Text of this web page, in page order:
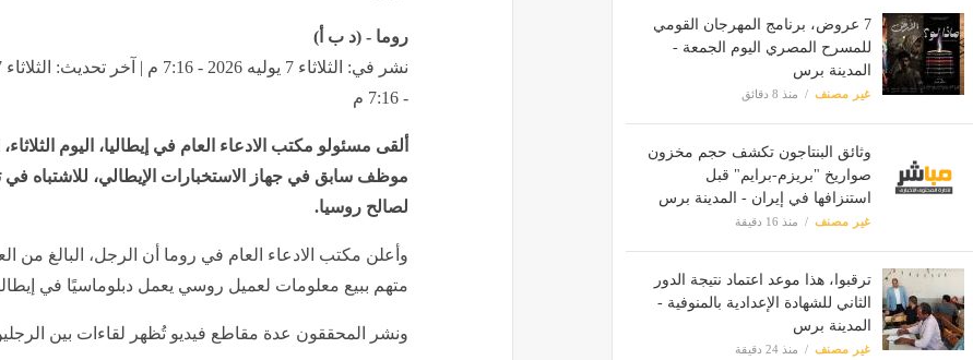
7 عروض، برنامج المهرجان القومي
للمسرح المصري اليوم الجمعة -
المدينة برس
غير مصنف منذ 8 دقائق
وثائق البنتاجون تكشف حجم مخزون
صواريخ "بريزم-برايم" قبل
استنزافها في إيران - المدينة برس
غير مصنف منذ 16 دقيقة
ترقبوا، هذا موعد اعتماد نتيجة الدور
الثاني للشهادة الإعدادية بالمنوفية -
المدينة برس
غير مصنف منذ 24 دقيقة
روما - (د ب أ)
- 7:16 م
ألقى مسئولو مكتب الادعاء العام في إيطاليا، اليوم
موظف سابق في جهاز الاستخبارات الإيطالي، للاشتباه
لصالح روسيا.
متهم ببيع معلومات لعميل روسي يعمل دبلوماسيًا في
ونشر المحققون عدة مقاطع فيديو تُظهر لقاءات بين